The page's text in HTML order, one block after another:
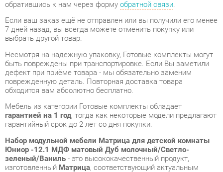
Несмотря на надежную упаковку, Готовые комплекты могут
быть повреждены при транспортировке. Если Вы заметили
дефект при приёме товара - мы обязательно заменим
поврежденную деталь. Повторная доставка товара
обходится вам абсолютно бесплатно.
Мебель из категории Готовые комплекты обладает
гарантией на 1 год , тогда как некоторые модели предлагают
гарантийный срок до 2 лет со дня покупки.
Набор модульной мебели Матрица для детской комнаты
Юниор -12.1 МДФ матовый Дуб молочный/Светло-
зеленый/Ваниль- это высококачественный продукт,
изготовленныйМатрица, соответствующий актуальным
государственным стандартам.
Мы надеемся, что вам понравится ваша покупка, и будем
очень признательны, если вы поделитесь своими
впечатлениями, что поможет нашим будущим покупателям
сориентироваться.